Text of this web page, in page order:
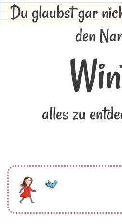
Du glaubst gar
den
alles zu